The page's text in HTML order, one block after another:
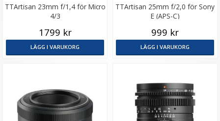
TTArtisan 23mm f/1,4 för Micro
4/3
1799 kr
LÄGG I VARUKORG
TTArtisan 25mm f/2,0 för Sony
E (APS-C)
999 kr
LÄGG I VARUKORG